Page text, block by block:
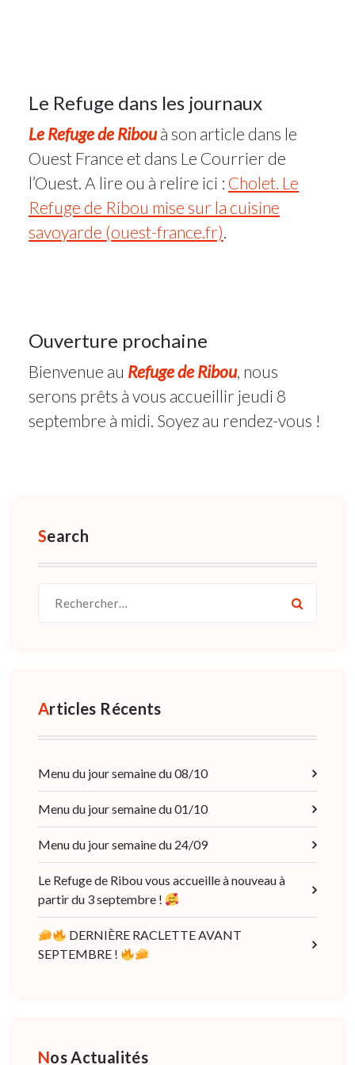
31
AOÛT
2022
Le Refuge dans les journaux
Le Refuge de Ribouà son article dans le
Ouest France et dans Le Courrier de
l’Ouest. A lire ou à relire ici : Cholet. Le
Refuge de Ribou mise sur la cuisine
savoyarde (ouest-france.fr).
10
AOÛT
2022
10Août
2022
Ouverture prochaine
Bienvenue au Refuge de Ribou, nous
serons prêts à vous accueillir jeudi 8
septembre à midi. Soyez au rendez-vous !
Search
pour :
Articles Récents
Menu du jour semaine du 08/10
Menu du jour semaine du 01/10
Menu du jour semaine du 24/09
Le Refuge de Ribou vous accueille à nouveau à
partir du 3 septembre !
DERNIÈRE RACLETTE AVANT
SEPTEMBRE !
Nos Actualités